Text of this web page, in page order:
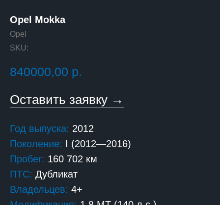
Opel Mokka
Opel
SKU:
840000,00 р.
Оставить заявку →
Год выпуска: 2012
Поколение: I (2012—2016)
Пробег: 160 702 км
ПТС: Дубликат
Владельцев: 4+